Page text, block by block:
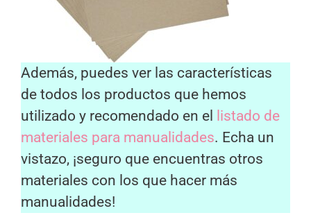
Además, puedes ver las características
de todos los productos que hemos
utilizado y recomendado en el
listado de
materiales para manualidades. Echa un
vistazo, ¡seguro que encuentras otros
materiales con los que hacer más
manualidades!